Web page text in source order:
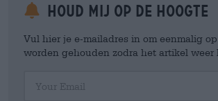
Houd mij op de hoogte
Vul hier je e-mailadres in om eenmalig
worden gehouden zodra het artikel weer